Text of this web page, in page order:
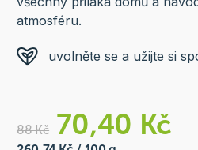
atmosféru.
uvolněte se a užijte si
88 Kč 70,40 Kč